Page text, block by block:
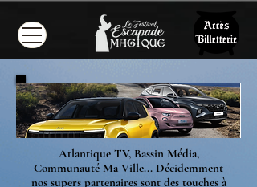
Atlantique TV, Bassin Média,
Communauté Ma Ville... Décidemment
nos supers partenaires sont des touches à